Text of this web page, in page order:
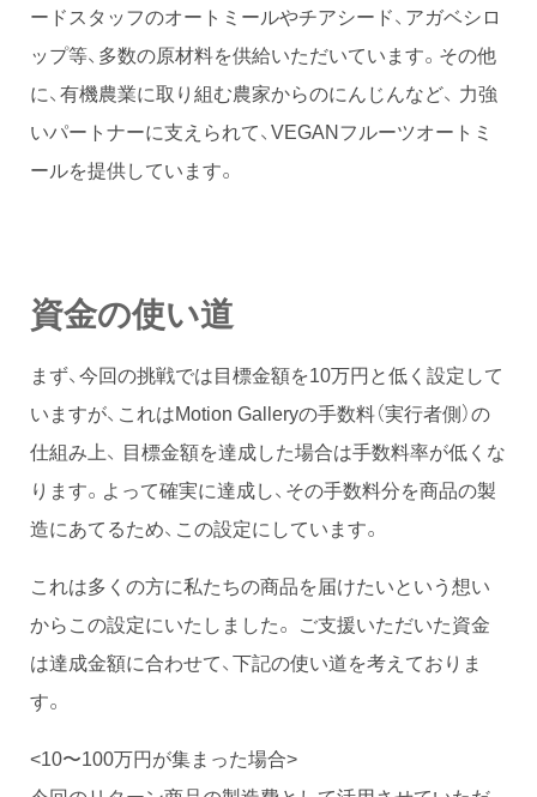
ードスタッフのオートミールやチアシード、アガベシロ
ップ等、多数の原材料を供給いただいています。その他
に、有機農業に取り組む農家からのにんじんなど、 力強
いパートナーに支えられて、VEGANフルーツオートミ
ールを提供しています。
資金の使い道
まず、今回の挑戦では目標金額を10万円と低く設定して
いますが、これはMotion Galleryの手数料（実行者側）の
仕組み上、 目標金額を達成した場合は手数料率が低くな
ります。よって確実に達成し、その手数料分を商品の製
造にあてるため、この設定にしています。
これは多くの方に私たちの商品を届けたいという想い
からこの設定にいたしました。 ご支援いただいた資金
は達成金額に合わせて、下記の使い道を考えておりま
す。
<10〜100万円が集まった場合>